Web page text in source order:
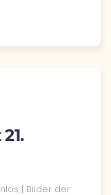
| Bilder der